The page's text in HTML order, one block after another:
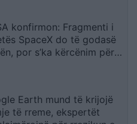
konfirmon: Fragmenti i
SpaceX do të godasë
por s’ka kërcënim për
Earth mund të krijojë
të rreme, ekspertët